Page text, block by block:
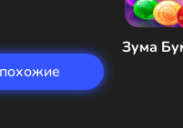
Зума